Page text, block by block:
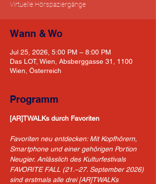
Virtuelle Hörspaziergänge
Wann & Wo
Jul 25, 2026, 5:00 PM – 8:00 PM
Das LOT, Wien, Absberggasse 31, 1100
Wien, Österreich
Programm
[AR]TWALKs durch Favoriten
Favoriten neu entdecken: Mit Kopfhörern,
Smartphone und einer gehörigen Portion
Neugier. Anlässlich des Kulturfestivals
FAVORITE FALL (21.–27. September 2026)
sind erstmals alle drei [AR]TWALKs